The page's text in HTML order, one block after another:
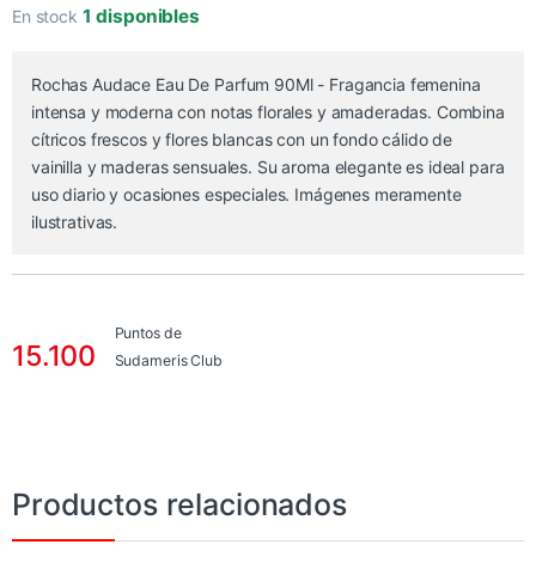
En stock 1 disponibles
Rochas Audace Eau De Parfum 90Ml - Fragancia femenina
intensa y moderna con notas florales y amaderadas. Combina
cítricos frescos y flores blancas con un fondo cálido de
vainilla y maderas sensuales. Su aroma elegante es ideal para
uso diario y ocasiones especiales. Imágenes meramente
ilustrativas.
15.100
Puntos de
Sudameris Club
Productos relacionados